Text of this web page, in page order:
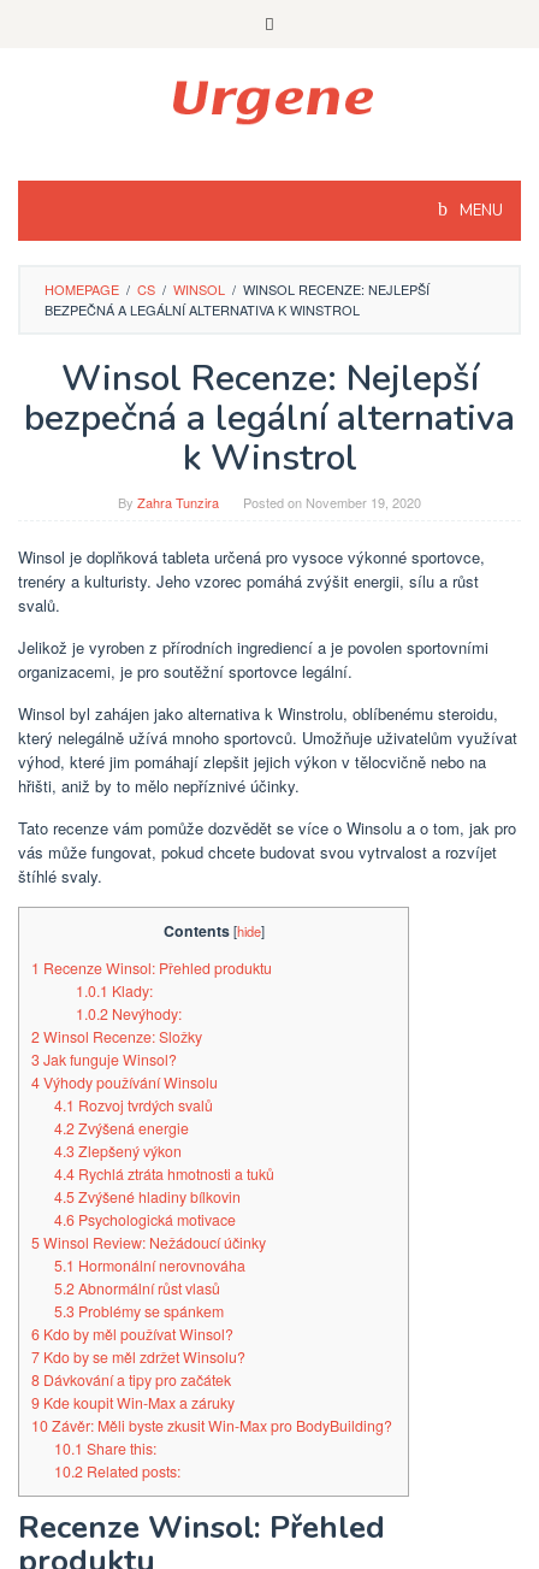
MENU
HOMEPAGE / CS / WINSOL / WINSOL RECENZE: NEJLEPŠÍ
BEZPEČNÁ A LEGÁLNÍ ALTERNATIVA K WINSTROL
Winsol Recenze: Nejlepší
bezpečná a legální alternativa
k Winstrol
By Zahra Tunzira Posted on November 19, 2020
Winsol je doplňková tableta určená pro vysoce výkonné sportovce,
trenéry a kulturisty. Jeho vzorec pomáhá zvýšit energii, sílu a růst
svalů.
Jelikož je vyroben z přírodních ingrediencí a je povolen sportovními
organizacemi, je pro soutěžní sportovce legální.
Winsol byl zahájen jako alternativa k Winstrolu, oblíbenému steroidu,
který nelegálně užívá mnoho sportovců. Umožňuje uživatelům využívat
výhod, které jim pomáhají zlepšit jejich výkon v tělocvičně nebo na
hřišti, aniž by to mělo nepříznivé účinky.
Tato recenze vám pomůže dozvědět se více o Winsolu a o tom, jak pro
vás může fungovat, pokud chcete budovat svou vytrvalost a rozvíjet
štíhlé svaly.
Contents [hide]
1 Recenze Winsol: Přehled produktu
1.0.1 Klady:
1.0.2 Nevýhody:
2Winsol Recenze: Složky
3Jak funguje Winsol?
4Výhody používání Winsolu
4.1 Rozvoj tvrdých svalů
4.2Zvýšená energie
4.3Zlepšený výkon
4.4Rychlá ztráta hmotnosti a tuků
4.5Zvýšené hladiny bílkovin
4.6Psychologická motivace
5Winsol Review: Nežádoucí účinky
5.1 Hormonální nerovnováha
5.2Abnormální růst vlasů
5.3Problémy se spánkem
6 Kdo by měl používat Winsol?
7 Kdo by se měl zdržet Winsolu?
8 Dávkování a tipy pro začátek
9 Kde koupit Win-Max a záruky
10Závěr: Měli byste zkusit Win-Max pro BodyBuilding?
10.1 Share this:
10.2Related posts:
Recenze Winsol: Přehled